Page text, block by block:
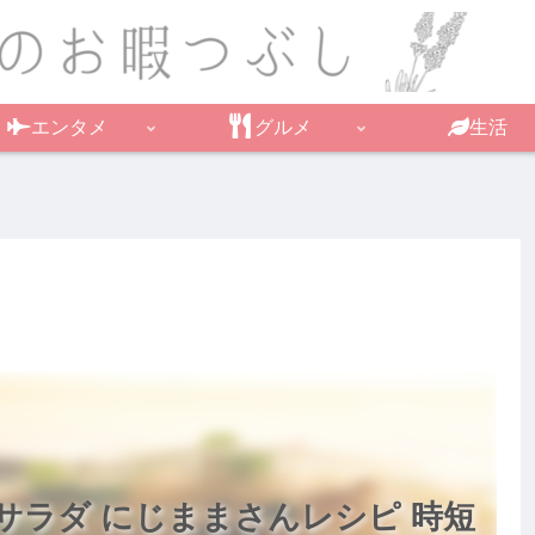
エンタメ グルメ 生活
ラダ にじままさんレシピ 時短